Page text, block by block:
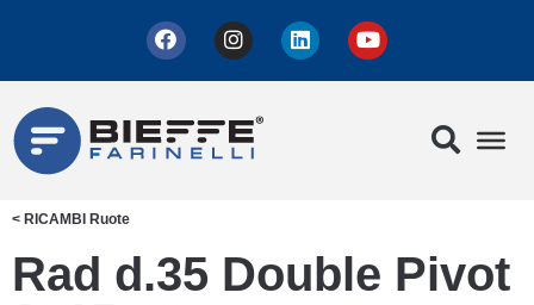
< RICAMBI Ruote
Rad d.35 Double Pivot